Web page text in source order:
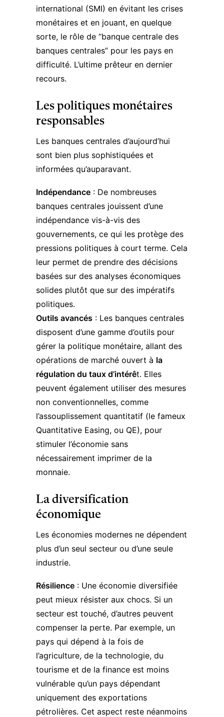
international (SMI) en évitant les crises
monétaires et en jouant, en quelque
sorte, le rôle de “banque centrale des
banques centrales” pour les pays en
difficulté. L’ultime prêteur en dernier
recours.
Les politiques monétaires
responsables
Les banques centrales d’aujourd’hui
sont bien plus sophistiquées et
informées qu’auparavant.
Indépendance : De nombreuses
banques centrales jouissent d’une
indépendance vis-à-vis des
gouvernements, ce qui les protège des
pressions politiques à court terme. Cela
leur permet de prendre des décisions
basées sur des analyses économiques
solides plutôt que sur des impératifs
politiques.
Outils avancés : Les banques centrales
disposent d’une gamme d’outils pour
gérer la politique monétaire, allant des
opérations de marché ouvert à la
régulation du taux d’intérêt. Elles
peuvent également utiliser des mesures
non conventionnelles, comme
l’assouplissement quantitatif (le fameux
Quantitative Easing, ou QE), pour
stimuler l’économie sans
nécessairement imprimer de la
monnaie.
La diversification
économique
Les économies modernes ne dépendent
plus d’un seul secteur ou d’une seule
industrie.
Résilience : Une économie diversifiée
peut mieux résister aux chocs. Si un
secteur est touché, d’autres peuvent
compenser la perte. Par exemple, un
pays qui dépend à la fois de
l’agriculture, de la technologie, du
tourisme et de la finance est moins
vulnérable qu’un pays dépendant
uniquement des exportations
pétrolières. Cet aspect reste néanmoins